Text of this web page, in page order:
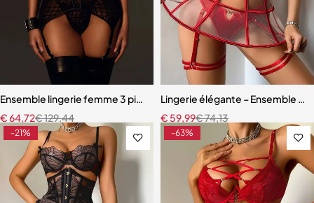
Ensemble lingerie femme 3 pièces – Texture alligator avec corset
€129,44
€64,72
Lingerie élégante – Ensemble
€74,13
€ 59,99
-21% -63%